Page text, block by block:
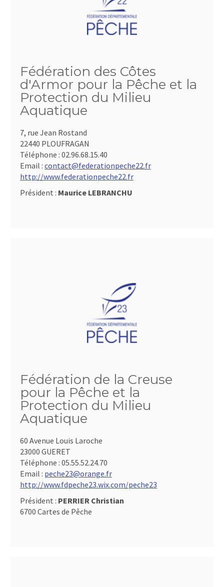
Fédération des Côtes
d'Armor pour la Pêche et la
Protection du Milieu
Aquatique
7, rue Jean Rostand
22440 PLOUFRAGAN
Téléphone : 02.96.68.15.40
Email : contact@federationpeche22.fr
http://www.federationpeche22.fr
Président : Maurice LEBRANCHU
Fédération de la Creuse
pour la Pêche et la
Protection du Milieu
Aquatique
60 Avenue Louis Laroche
23000 GUERET
Téléphone : 05.55.52.24.70
Email : peche23@orange.fr
http://www.fdpeche23.wix.com/peche23
Président : PERRIER Christian
6700 Cartes de Pêche